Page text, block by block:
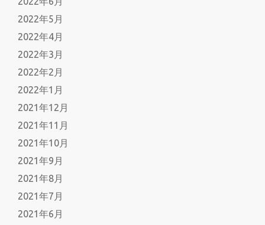
2022年5月
2022年4月
2022年3月
2022年2月
2022年1月
2021年12月
2021年11月
2021年10月
2021年9月
2021年8月
2021年7月
2021年6月